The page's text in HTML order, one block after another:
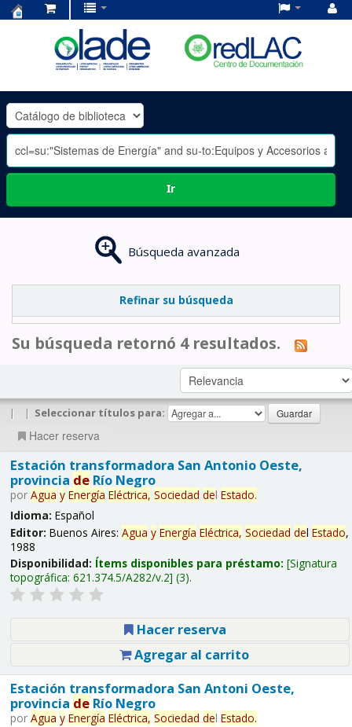
OLADE
-
Ir
Búsqueda avanzada
Refinar su búsqueda
Su búsqueda retornó 4 resultados.
| | Seleccionar títulos para:
Hacer reserva
Estación transformadora San Antonio Oeste,
provincia deRío Negro
por Agua y Energía Eléctrica, Sociedad del Estado.
Idioma: Español
Editor: Buenos Aires: Agua y Energía Eléctrica, Sociedad del Estado,
1988
Disponibilidad: Ítems disponibles para préstamo: Signatura
topográfica: 621.374.5/A282/v.2 (3).
Hacer reserva
Agregar al carrito
Estación transformadora San Antoni Oeste,
provincia deRío Negro
por Agua y Energía Eléctrica, Sociedad del Estado.